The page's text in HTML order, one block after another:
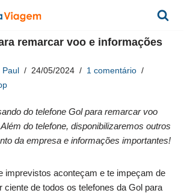
remarcar voo e informações
24/05/2024
1 comentário
do telefone Gol para remarcar voo
do telefone, disponibilizaremos outros
da empresa e informações importantes!
imprevistos aconteçam e te impeçam de
ciente de todos os telefones da Gol para